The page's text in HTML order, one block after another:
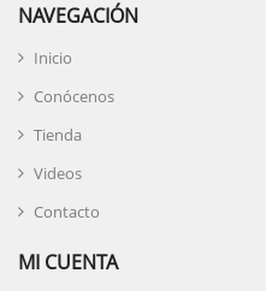
NAVEGACIÓN
Inicio
Conócenos
Tienda
Videos
Contacto
MI CUENTA